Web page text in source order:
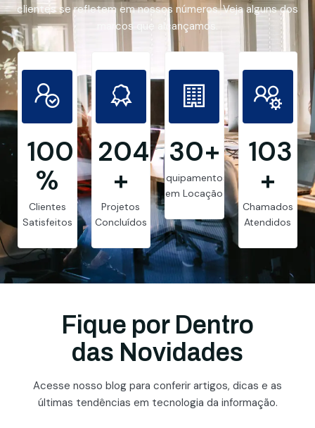
clientes se refletem em nossos números. Veja alguns dos
marcos que alcançamos.
99.8
%
Clientes
Satisfeitos
205
+
Projetos
Concluídos
30+
Equipamentos
em Locação
103
+
Chamados
Atendidos
Fique por Dentro
das Novidades
Acesse nosso blog para conferir artigos, dicas e as
últimas tendências em tecnologia da informação.